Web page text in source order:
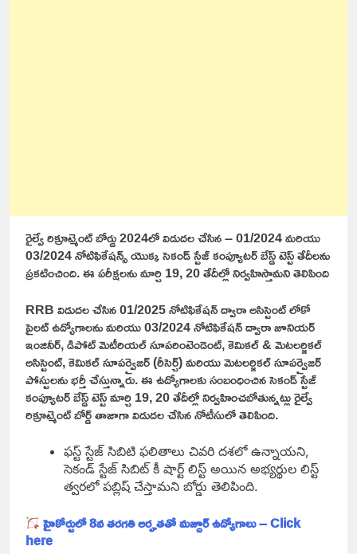
రైల్వే రిక్రూట్మెంట్ బోర్డు 2024లో విడుదల చేసిన – 01/2024 మరియు
03/2024 నోటిఫికేషన్స్ యెుక్క సెకండ్ స్టేజ్ కంప్యూటర్ బేస్డ్ టెస్ట్ తేదీలను
ప్రకటించింది. ఈ పరీక్షలను మార్చి 19, 20 తేదీల్లో నిర్వహిస్తామని తెలిపింది
RRB విడుదల చేసిన 01/2025 నోటిఫికేషన్ ద్వారా అసిస్టెంట్ లోకో
పైలట్ ఉద్యోగాలను మరియు 03/2024 నోటిఫికేషన్ ద్వారా జూనియర్
ఇంజినీర్, డిపోట్ మెటీరియల్ సూపరింటెండెంట్, కెమికల్ & మెటలర్జికల్
అసిస్టెంట్, కెమికల్ సూపర్వైజర్ (రీసెర్చ్) మరియు మెటలర్జికల్ సూపర్వైజర్
పోస్టులను భర్తీ చేస్తున్నారు. ఈ ఉద్యోగాలకు సంబంధించిన సెకండ్ స్టేజ్
కంప్యూటర్ బేస్డ్ టెస్ట్ మార్చి 19, 20 తేదీల్లో నిర్వహించబోతున్నట్లు రైల్వే
రిక్రూట్మెంట్ బోర్డ్ తాజాగా విడుదల చేసిన నోటీసులో తెలిపింది.
ఫస్ట్ స్టేజ్ సిబిటి ఫలితాలు చివరి దశలో ఉన్నాయని,
సెకండ్ స్టేజ్ సిబిట్ కీ షార్ట్ లిస్ట్ అయిన అభ్యర్థుల లిస్ట్
త్వరలో పబ్లిష్ చేస్తామని బోర్డు తెలిపింది.
హైకోర్టులో 8వ తరగతి అర్హతతో మజ్దూర్ ఉద్యోగాలు – Click
here